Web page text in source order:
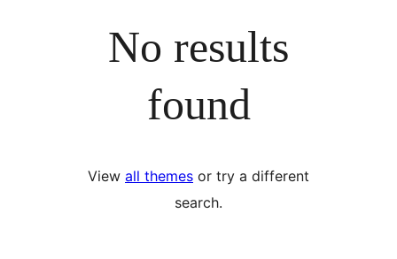
No results
found
View all themes or try a different
search.